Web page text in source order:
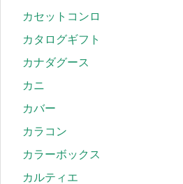
カセットコンロ
カタログギフト
カナダグース
カニ
カバー
カラコン
カラーボックス
カルティエ